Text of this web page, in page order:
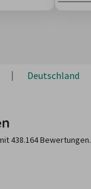
Deutschland
438.164 Bewertungen.